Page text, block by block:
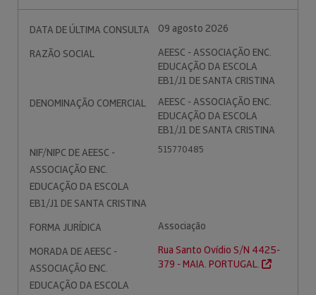
DATA DE ÚLTIMA CONSULTA
09 agosto 2026
RAZÃO SOCIAL
AEESC - ASSOCIAÇÃO ENC.
EDUCAÇÃO DA ESCOLA
EB1/J1 DE SANTA CRISTINA
DENOMINAÇÃO COMERCIAL
AEESC - ASSOCIAÇÃO ENC.
EDUCAÇÃO DA ESCOLA
EB1/J1 DE SANTA CRISTINA
NIF/NIPC DE AEESC -
ASSOCIAÇÃO ENC.
EDUCAÇÃO DA ESCOLA
EB1/J1 DE SANTA CRISTINA
515770485
FORMA JURÍDICA
Associação
MORADA DE AEESC -
ASSOCIAÇÃO ENC.
EDUCAÇÃO DA ESCOLA
Rua Santo Ovídio S/N 4425-
379 - MAIA. PORTUGAL.